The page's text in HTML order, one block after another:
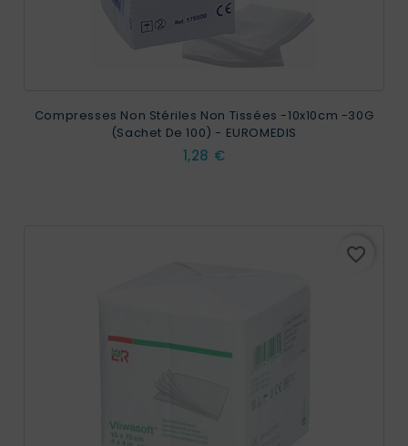
Compresses Non Stériles Non Tissées -10x10cm -30G
(sachet De 100) - EUROMEDIS
Prix
1,28 €
favorite_border